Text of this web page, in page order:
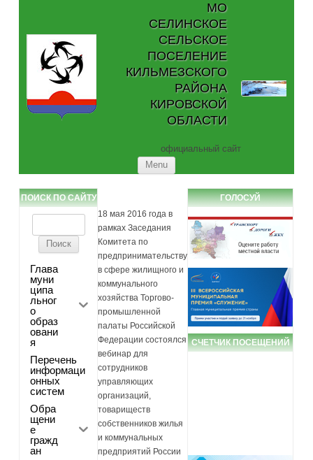
МО
СЕЛИНСКОЕ
СЕЛЬСКОЕ
ПОСЕЛЕНИЕ
КИЛЬМЕЗСКОГО
РАЙОНА
КИРОВСКОЙ
ОБЛАСТИ
официальный сайт
Menu
ПОИСК ПО САЙТУ
Глава
муни
ципа
льног
о
образ
овани
я
Перечень
информаци
онных
систем
Обра
щени
е
гражд
ан
18 мая 2016 года в
рамках Заседания
Комитета по
предпринимательству
в сфере жилищного и
коммунального
хозяйства Торгово-
промышленной
палаты Российской
Федерации состоялся
вебинар для
сотрудников
управляющих
организаций,
товариществ
собственников жилья
и коммунальных
предприятий России
ГОЛОСУЙ
СЧЕТЧИК ПОСЕЩЕНИЙ